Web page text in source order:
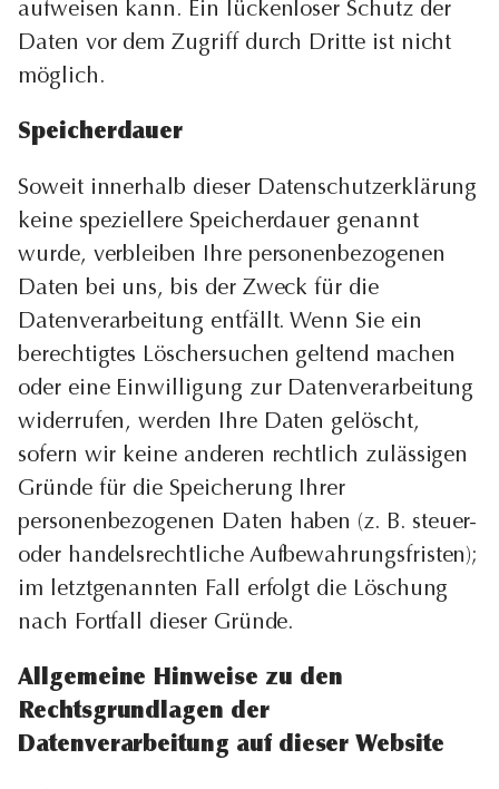
aufweisen kann. Ein lückenloser Schutz der
Daten vor dem Zugriff durch Dritte ist nicht
möglich.
Speicherdauer
Soweit innerhalb dieser Datenschutzerklärung
keine speziellere Speicherdauer genannt
wurde, verbleiben Ihre personenbezogenen
Daten bei uns, bis der Zweck für die
Datenverarbeitung entfällt. Wenn Sie ein
berechtigtes Löschersuchen geltend machen
oder eine Einwilligung zur Datenverarbeitung
widerrufen, werden Ihre Daten gelöscht,
sofern wir keine anderen rechtlich zulässigen
Gründe für die Speicherung Ihrer
personenbezogenen Daten haben (z. B. steuer-
oder handelsrechtliche Aufbewahrungsfristen);
im letztgenannten Fall erfolgt die Löschung
nach Fortfall dieser Gründe.
Allgemeine Hinweise zu den
Rechtsgrundlagen der
Datenverarbeitung auf dieser Website